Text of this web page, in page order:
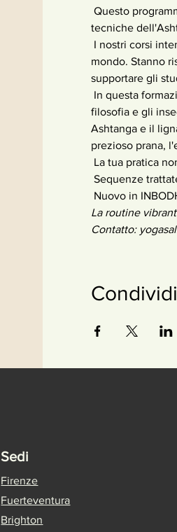
tecniche
mondo. Stanno
supportare gli
filosofia e gli
Ashtanga e il
prezioso prana,
La tua pratica
Sequenze
Nuovo in
La routine
Contatto:
Sedi
Firenze
Fuerteventura
Brighton